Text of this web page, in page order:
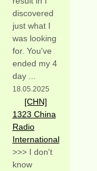
discovered
just what I
was looking
for. You've
ended my 4
day ...
18.05.2025
[CHN]
1323 China
Radio
International
>>> I don't
know